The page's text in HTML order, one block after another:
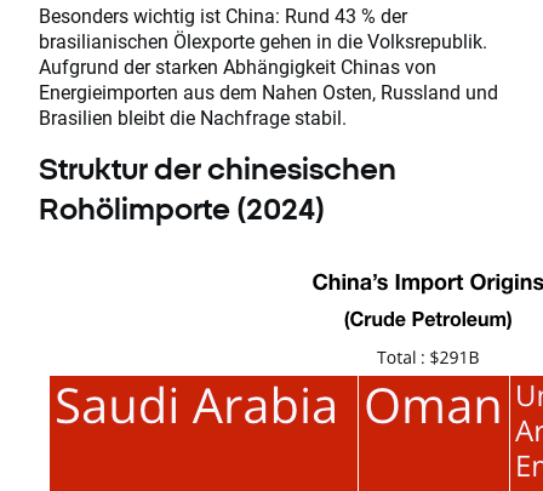
Besonders wichtig ist China: Rund 43 % der
brasilianischen Ölexporte gehen in die Volksrepublik.
Aufgrund der starken Abhängigkeit Chinas von
Energieimporten aus dem Nahen Osten, Russland und
Brasilien bleibt die Nachfrage stabil.
Struktur der chinesischen
Rohölimporte (2024)